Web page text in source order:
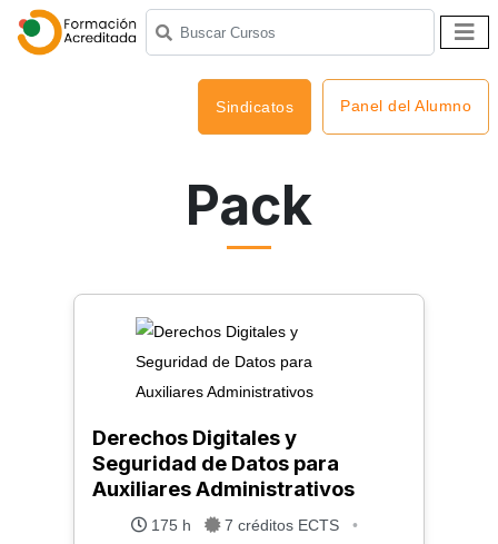
Sindicatos Panel del Alumno
Pack
Derechos Digitales y
Seguridad de Datos para
Auxiliares Administrativos
175 h 7 créditos ECTS
•